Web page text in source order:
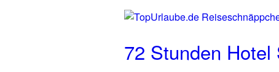
72 Stunden